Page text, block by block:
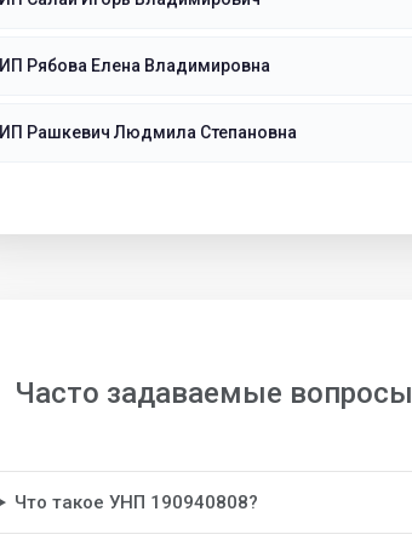
ИП Рябова Елена Владимировна
ИП Рашкевич Людмила Степановна
Часто задаваемые вопросы
Что такое УНП 190940808?